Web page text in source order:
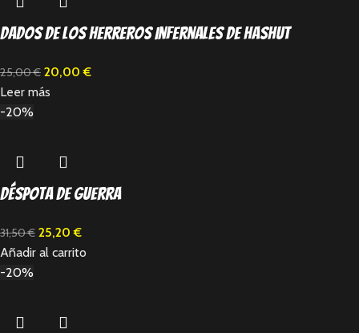
Dados de los Herreros Infernales de Hashut
25,00€ 20,00€
Leer más
-20%
Déspota de Guerra
31,50€ 25,20€
Añadir al carrito
-20%